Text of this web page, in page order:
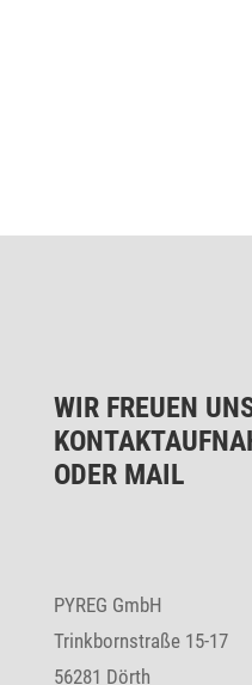
WIR FREUEN
ODER MAIL
PYREG GmbH
Trink­born­straße 15-17
56281 Dörth